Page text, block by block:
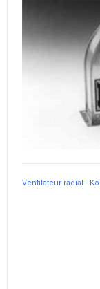
Ventilateur radial -